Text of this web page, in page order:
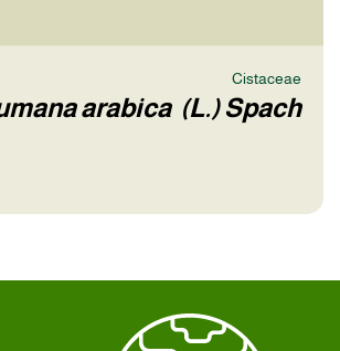
Cistaceae
arabica (L.) Spach